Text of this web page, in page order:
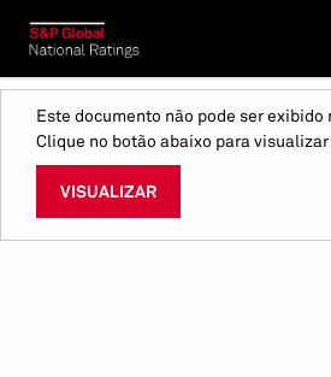
Este documento não pode ser exibido
Clique no botão abaixo para
VISUALIZAR